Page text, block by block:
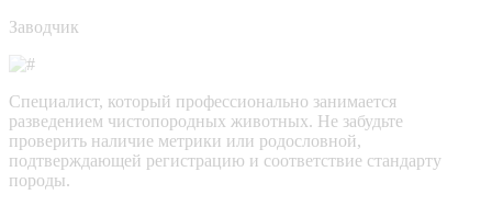
Заводчик
Специалист, который профессионально занимается
разведением чистопородных животных. Не забудьте
проверить наличие метрики или родословной,
подтверждающей регистрацию и соответствие стандарту
породы.